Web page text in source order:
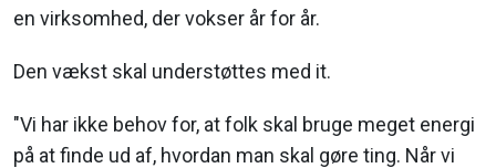
en virksomhed, der vokser år for år.
Den vækst skal understøttes med it.
"Vi har ikke behov for, at folk skal bruge meget energi
på at finde ud af, hvordan man skal gøre ting. Når vi